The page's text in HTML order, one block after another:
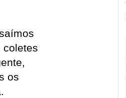
coletes
os